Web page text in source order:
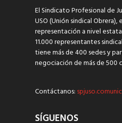
El Sindicato Profesional de
USO (Unión sindical
representación a nivel
11.000 representantes
tiene más de 400 sedes y
negociación de más de 500
Contáctanos:
SÍGUENOS